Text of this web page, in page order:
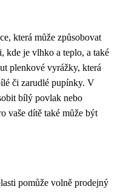
která může způsobovat
kde je vlhko a teplo, a také
plenkové vyrážky, která
či zarudlé pupínky. V
bílý povlak nebo
vaše dítě také může být
pomůže volně prodejný